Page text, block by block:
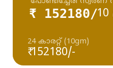
₹ 152180/10
₹ 152180/-
24 കാരറ്റ് (10gm)